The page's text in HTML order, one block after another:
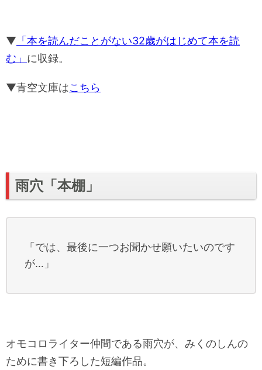
▼ 「本を読んだことがない32歳がはじめて本を読
む」 に収録。
▼青空文庫はこちら
雨穴「本棚」
「では、最後に一つお聞かせ願いたいのです
が…」
オモコロライター仲間である雨穴が、みくのしんの
ために書き下ろした短編作品。